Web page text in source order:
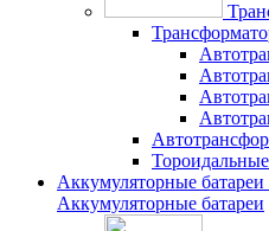
Аккумуляторные батареи
Аккумуляторные батареи